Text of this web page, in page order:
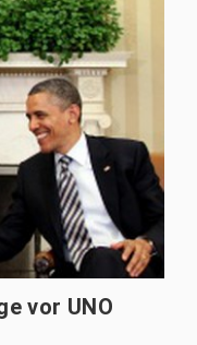
vor UNO